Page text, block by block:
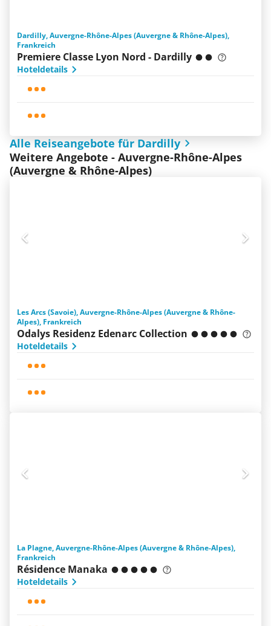
Dardilly, Auvergne-Rhône-Alpes (Auvergne & Rhône-Alpes),
Frankreich
Premiere Classe Lyon Nord - Dardilly
Hoteldetails
Alle Reiseangebote für Dardilly
Weitere Angebote - Auvergne-Rhône-Alpes
(Auvergne & Rhône-Alpes)
Les Arcs (Savoie), Auvergne-Rhône-Alpes (Auvergne & Rhône-
Alpes), Frankreich
Odalys Residenz Edenarc Collection
Hoteldetails
La Plagne, Auvergne-Rhône-Alpes (Auvergne & Rhône-Alpes),
Frankreich
Résidence Manaka
Hoteldetails